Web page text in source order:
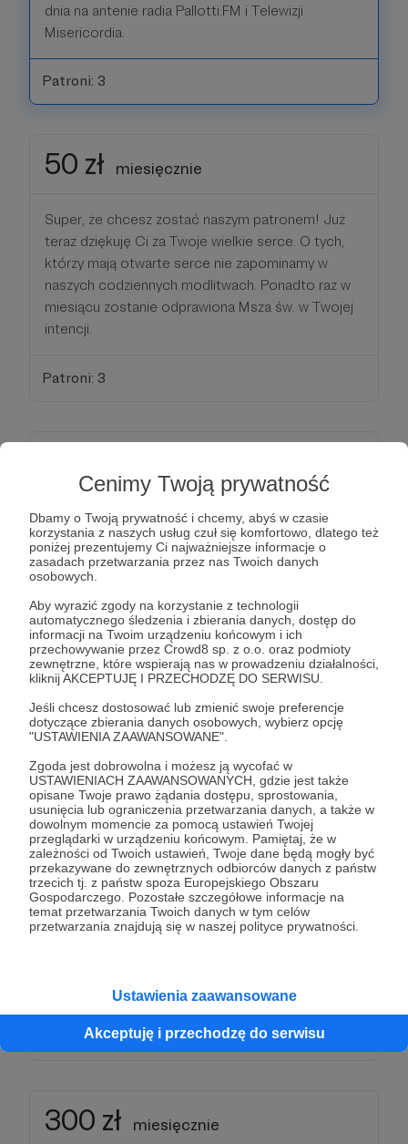
Cenimy Twoją prywatność
Dbamy o Twoją prywatność i chcemy, abyś w czasie
korzystania z naszych usług czuł się komfortowo, dlatego też
poniżej prezentujemy Ci najważniejsze informacje o
zasadach przetwarzania przez nas Twoich danych
osobowych.
Aby wyrazić zgody na korzystanie z technologii
automatycznego śledzenia i zbierania danych, dostęp do
informacji na Twoim urządzeniu końcowym i ich
przechowywanie przez Crowd8 sp. z o.o. oraz podmioty
zewnętrzne, które wspierają nas w prowadzeniu działalności,
kliknij AKCEPTUJĘ I PRZECHODZĘ DO SERWISU.
Jeśli chcesz dostosować lub zmienić swoje preferencje
dotyczące zbierania danych osobowych, wybierz opcję
"USTAWIENIA ZAAWANSOWANE".
Zgoda jest dobrowolna i możesz ją wycofać w
USTAWIENIACH ZAAWANSOWANYCH, gdzie jest także
opisane Twoje prawo żądania dostępu, sprostowania,
usunięcia lub ograniczenia przetwarzania danych, a także w
dowolnym momencie za pomocą ustawień Twojej
przeglądarki w urządzeniu końcowym. Pamiętaj, że w
zależności od Twoich ustawień, Twoje dane będą mogły być
przekazywane do zewnętrznych odbiorców danych z państw
trzecich tj. z państw spoza Europejskiego Obszaru
Gospodarczego. Pozostałe szczegółowe informacje na
temat przetwarzania Twoich danych w tym celów
przetwarzania znajdują się w naszej polityce prywatności.
Ustawienia zaawansowane
Akceptuję i przechodzę do serwisu
dnia na antenie radia Pallotti.FM i Telewizji
Misericordia.
Patroni: 3
50 zł miesięcznie
Super, że chcesz zostać naszym patronem! Już
teraz dziękuję Ci za Twoje wielkie serce. O tych,
którzy mają otwarte serce nie zapominamy w
naszych codziennych modlitwach. Ponadto raz w
miesiącu zostanie odprawiona Msza św. w Twojej
intencji.
Patroni: 3
Nie wiesz jak bardzo się cieszymy, że jesteś
zainteresowany współpracą z nami. O tych, którzy
mają otwarte serce nie zapominamy w naszych
codziennych modlitwach. Ponadto raz w miesiącu
zostanie odprawiona Msza św. w Twojej intencji.
Jeśli zostawisz mam Twój adres to na święta
wyślemy Ci mały prezent pod choinkę. Otrzymasz
również honorowy tytuł Wielkiego Dobroczyńcy!
Patroni: 1
150 zł miesięcznie
Jest to ogromnie ważne dla nas, że chcesz nas
wesprzeć. Po za gwarantowaną modlitwą za
wszystkich naszych partonów i odprawioną raz w
miesiącu Mszą św. dodatkowo otrzymasz jedną z
Przyjaciela. Dziękujemy za Twoją życzliwość!
Patroni: 1 Limit: 30
300 zł miesięcznie